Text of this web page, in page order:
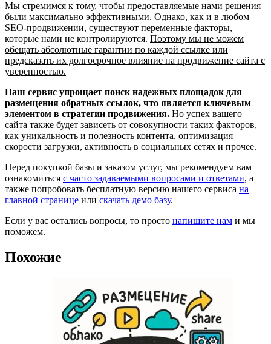
Мы стремимся к тому, чтобы предоставляемые нами решения
были максимально эффективными. Однако, как и в любом
SEO-продвижении, существуют переменные факторы,
которые нами не контролируются. Поэтому мы не можем
обещать абсолютные гарантии по каждой ссылке или
предсказать их долгосрочное влияние на продвижение сайта с
уверенностью.
Наш сервис упрощает поиск надежных площадок для
размещения обратных ссылок, что является ключевым
элементом в стратегии продвижения. Но успех вашего
сайта также будет зависеть от совокупности таких факторов,
как уникальность и полезность контента, оптимизация
скорости загрузки, активность в социальных сетях и прочее.
Перед покупкой базы и заказом услуг, мы рекомендуем вам
ознакомиться с часто задаваемыми вопросами и ответами, а
также попробовать бесплатную версию нашего сервиса на
главной странице или скачать демо базу.
Если у вас остались вопросы, то просто напишите нам и мы
поможем.
Похожие